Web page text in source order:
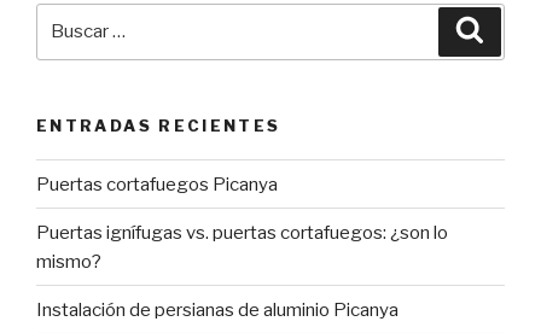
ENTRADAS RECIENTES
Puertas cortafuegos Picanya
Puertas ignífugas vs. puertas cortafuegos: ¿son lo
mismo?
Instalación de persianas de aluminio Picanya